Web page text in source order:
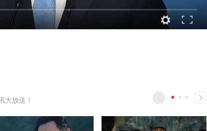
大放送！